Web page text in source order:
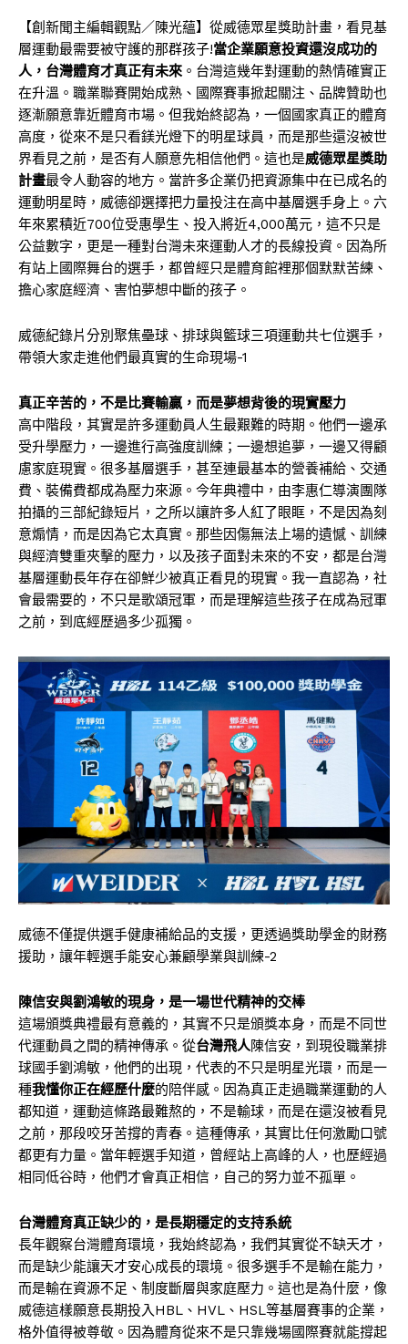
【創新聞主編輯觀點／陳光蘊】從威德眾星獎助計畫，看見基
層運動最需要被守護的那群孩子!當企業願意投資還沒成功的
人，台灣體育才真正有未來 。台灣這幾年對運動的熱情確實正
在升溫。職業聯賽開始成熟、國際賽事掀起關注、品牌贊助也
逐漸願意靠近體育市場。但我始終認為，一個國家真正的體育
高度，從來不是只看鎂光燈下的明星球員，而是那些還沒被世
界看見之前，是否有人願意先相信他們。這也是威德眾星獎助
計畫最令人動容的地方。當許多企業仍把資源集中在已成名的
運動明星時，威德卻選擇把力量投注在高中基層選手身上。六
年來累積近700位受惠學生、投入將近4,000萬元，這不只是
公益數字，更是一種對台灣未來運動人才的長線投資。因為所
有站上國際舞台的選手，都曾經只是體育館裡那個默默苦練、
擔心家庭經濟、害怕夢想中斷的孩子。
威德紀錄片分別聚焦壘球、排球與籃球三項運動共七位選手，
帶領大家走進他們最真實的生命現場-1
真正辛苦的，不是比賽輸贏，而是夢想背後的現實壓力
高中階段，其實是許多運動員人生最艱難的時期。他們一邊承
受升學壓力，一邊進行高強度訓練；一邊想追夢，一邊又得顧
慮家庭現實。很多基層選手，甚至連最基本的營養補給、交通
費、裝備費都成為壓力來源。今年典禮中，由李惠仁導演團隊
拍攝的三部紀錄短片，之所以讓許多人紅了眼眶，不是因為刻
意煽情，而是因為它太真實。那些因傷無法上場的遺憾、訓練
與經濟雙重夾擊的壓力，以及孩子面對未來的不安，都是台灣
基層運動長年存在卻鮮少被真正看見的現實。我一直認為，社
會最需要的，不只是歌頌冠軍，而是理解這些孩子在成為冠軍
之前，到底經歷過多少孤獨。
威德不僅提供選手健康補給品的支援，更透過獎助學金的財務
援助，讓年輕選手能安心兼顧學業與訓練-2
陳信安與劉鴻敏的現身，是一場世代精神的交棒
這場頒獎典禮最有意義的，其實不只是頒獎本身，而是不同世
代運動員之間的精神傳承。從台灣飛人陳信安，到現役職業排
球國手劉鴻敏，他們的出現，代表的不只是明星光環，而是一
種我懂你正在經歷什麼的陪伴感。因為真正走過職業運動的人
都知道，運動這條路最難熬的，不是輸球，而是在還沒被看見
之前，那段咬牙苦撐的青春。這種傳承，其實比任何激勵口號
都更有力量。當年輕選手知道，曾經站上高峰的人，也歷經過
相同低谷時，他們才會真正相信，自己的努力並不孤單。
台灣體育真正缺少的，是長期穩定的支持系統
長年觀察台灣體育環境，我始終認為，我們其實從不缺天才，
而是缺少能讓天才安心成長的環境。很多選手不是輸在能力，
而是輸在資源不足、制度斷層與家庭壓力。這也是為什麼，像
威德這樣願意長期投入HBL、HVL、HSL等基層賽事的企業，
格外值得被尊敬。因為體育從來不是只靠幾場國際賽就能撐起